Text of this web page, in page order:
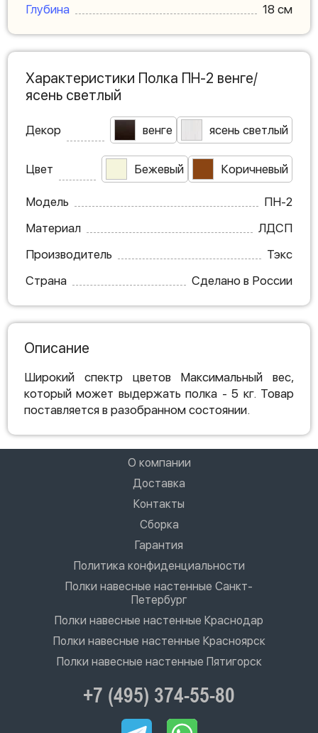
Глубина
18 см
Характеристики Полка ПН-2 венге/
ясень светлый
Декор венге ясень светлый
Цвет Бежевый Коричневый
Модель
ПН-2
Материал
ЛДСП
Производитель
Тэкс
Страна
Сделано в России
Описание
Широкий спектр цветов Максимальный вес,
который может выдержать полка - 5 кг. Товар
поставляется в разобранном состоянии.
О компании
Доставка
Контакты
Сборка
Гарантия
Политика конфиденциальности
Полки навесные настенные Санкт-
Петербург
Полки навесные настенные Краснодар
Полки навесные настенные Красноярск
Полки навесные настенные Пятигорск
+7 (495) 374-55-80